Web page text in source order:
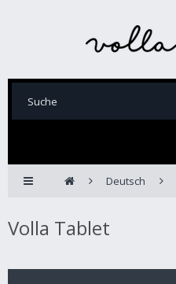
Deutsch
Volla Tablet